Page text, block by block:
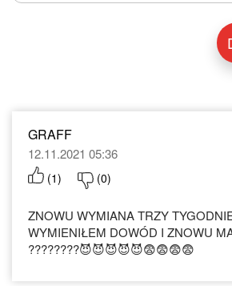
GRAFF
12.11.2021 05:36
(1) (0)
ZNOWU WYMIANA TRZY
WYMIENIŁEM DOWÓD I ZNOWU
????????😈😈😈😈😈😨😨😨😨